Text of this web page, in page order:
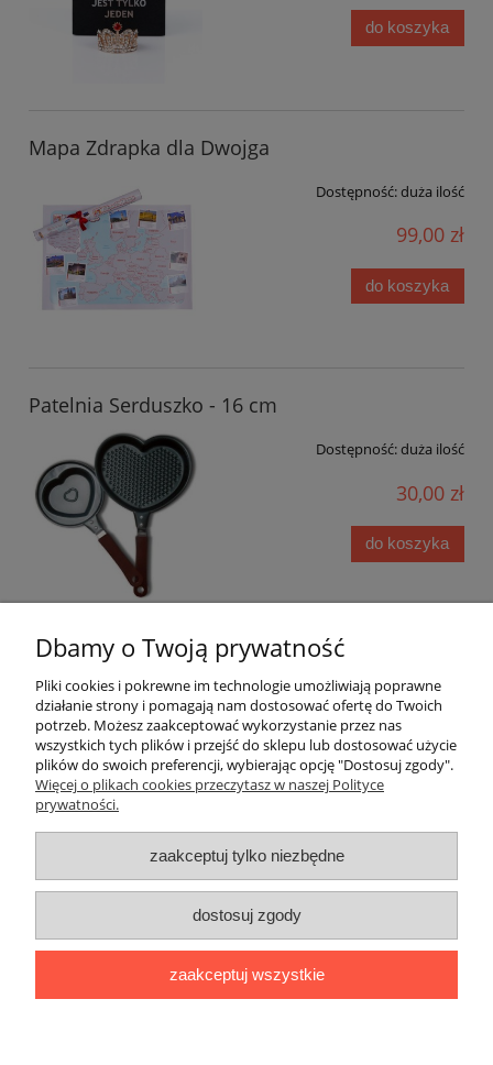
do koszyka
Mapa Zdrapka dla Dwojga
Dostępność:duża ilość
99,00 zł
do koszyka
Patelnia Serduszko - 16 cm
Dostępność:duża ilość
30,00 zł
do koszyka
« 1 2 3 »
Informacje
Moje konto
O nas
Płatności i dostawa
Kontakt
Dbamy o Twoją prywatność
Pliki cookies i pokrewne im technologie umożliwiają poprawne
działanie strony i pomagają nam dostosować ofertę do Twoich
potrzeb. Możesz zaakceptować wykorzystanie przez nas
wszystkich tych plików i przejść do sklepu lub dostosować użycie
plików do swoich preferencji, wybierając opcję "Dostosuj zgody".
Więcej o plikach cookies przeczytasz w naszej Polityce
prywatności.
zaakceptuj tylko niezbędne
dostosuj zgody
zaakceptuj wszystkie